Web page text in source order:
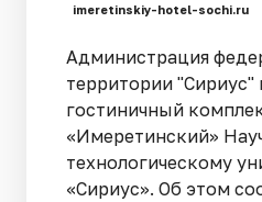
imeretinskiy-hotel-sochi.ru
Администрация
территории "Сириус"
гостиничный
«Имеретинский»
технологическому
«Сириус». Об этом